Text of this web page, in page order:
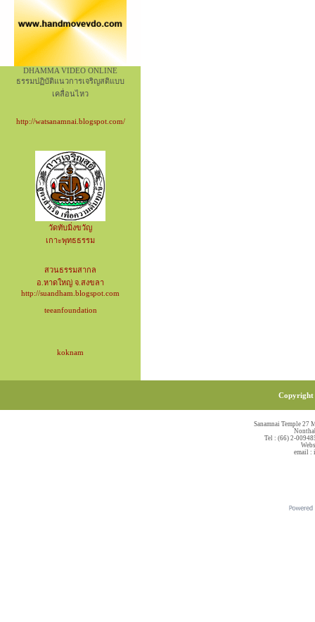
DHAMMA VIDEO ONLINE
ธรรมปฏิบัติแนวการเจริญสติแบบ
เคลื่อนไหว
http://watsanamnai.blogspot.com/
วัดทับมิ่งขวัญ
เกาะพุทธธรรม
สวนธรรมสากล
อ.หาดใหญ่ จ.สงขลา
http://suandham.blogspot.com
teeanfoundation
koknam
Copyright
Sanamnai Temple 27
Tel : (66) 2-
email :